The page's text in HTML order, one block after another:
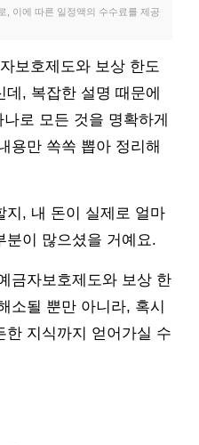
, 이에 따른 일정액의 수수료를 제공
보호제도와 보상 한도
, 복잡한 설명 때문에
로 모든 것을 명확하게
용만 쏙쏙 뽑아 정리해
지, 내 돈이 실제로 얼마
분이 많으셨을 거예요.
금자보호제도와 보상 한
소될 뿐만 아니라, 혹시
한 지식까지 얻어가실 수